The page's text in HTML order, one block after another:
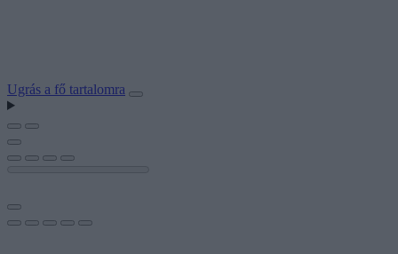
Ugrás a fő tartalomra